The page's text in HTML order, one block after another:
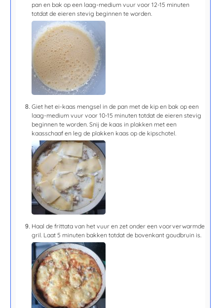
pan en bak op een laag-medium vuur voor12-15 minuten
totdat de eieren stevig beginnen te worden.
Giet het ei-kaas mengsel in de pan met de kip en bak op een
laag-medium vuur voor10-15 minuten totdat de eieren stevig
beginnen te worden. Snij de kaas in plakken met een
kaasschaaf en leg de plakken kaas op de kipschotel.
Haal de frittata van het vuur en zet onder een voorverwarmde
gril. Laat 5 minuten bakken totdat de bovenkant goudbruin is.